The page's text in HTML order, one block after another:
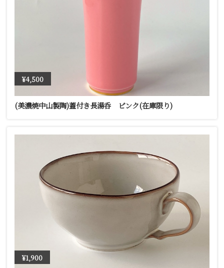
¥4,500
(美濃焼中山製陶)蓋付き長湯呑 ピンク(在庫限り)
¥1,900